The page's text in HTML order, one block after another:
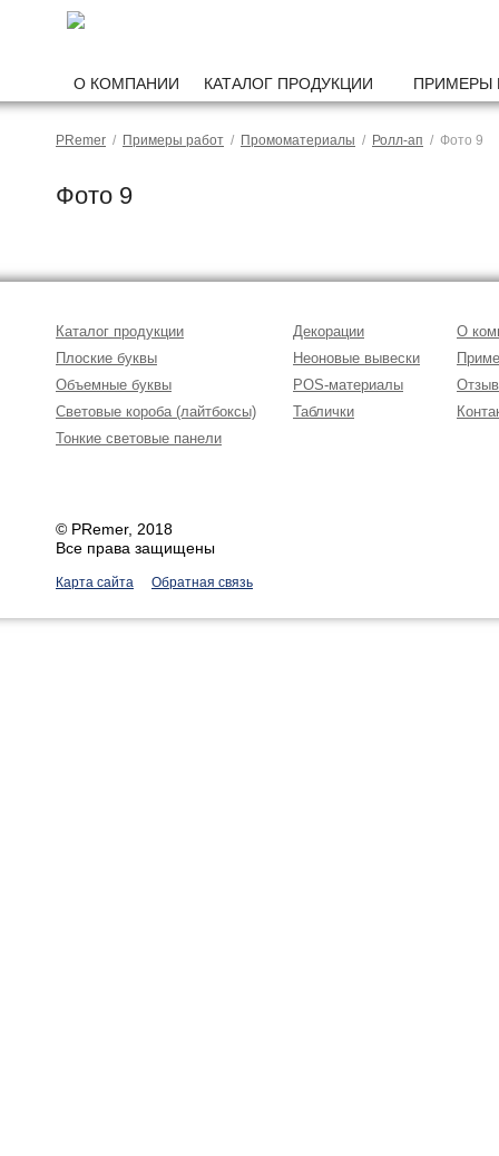
О КОМПАНИИ КАТАЛОГ ПРОДУКЦИИ ПРИМЕРЫ
PRemer / Примеры работ / Промоматериалы / Ролл-ап / Фото 9
Фото 9
Каталог продукции
Плоские буквы
Объемные буквы
Световые короба (лайтбоксы)
Тонкие световые панели
Декорации
Неоновые вывески
POS-материалы
Таблички
О
© PRemer, 2018
Все права защищены
Карта сайта Обратная связь